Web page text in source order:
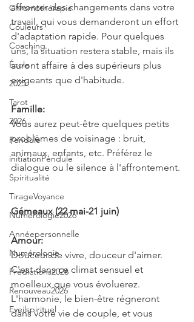
Chromothérapie
Couleurs
Coaching
École
2025
Tarot
2026
Pendule
initiationPendule
Spiritualité
TirageVoyance
Numérologie2026
Annéepersonnelle
Numérologie
Prédictions2026
Renouveau2026
Eveilspirituel
affronter des changements dans votre
travail, qui vous demanderont un effort
d'adaptation rapide. Pour quelques
uns, la situation restera stable, mais ils
auront affaire à des supérieurs plus
exigeants que d'habitude.
Famille:
Vous aurez peut-être quelques petits
problèmes de voisinage : bruit,
animaux, enfants, etc. Préférez le
dialogue ou le silence à l'affrontement.
Gémeaux (22 mai-21 juin)
Amour:
Douceur de vivre, douceur d'aimer.
C'est dans ce climat sensuel et
moelleux que vous évoluerez.
L'harmonie, le bien-être régneront
dans votre vie de couple, et vous